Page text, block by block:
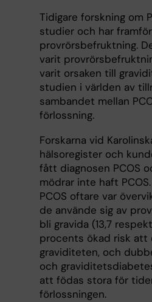
Tidigare forskning om
studier och har
provrörsbefruktning.
varit
varit orsaken till
studien i världen av
sambandet mellan
förlossning.
Forskarna vid
hälsoregister och
fått diagnosen PCOS
mödrar inte haft
PCOS oftare var
de använde sig av
bli gravida (13,7
procents ökad risk att
graviditeten, och
och
att födas stora för
förlossningen.